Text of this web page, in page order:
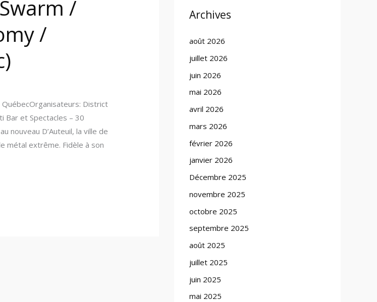
/
/
QuébecOrganisateurs: District
Bar et Spectacles – 30
nouveau D’Auteuil, la ville de
métal extrême. Fidèle à son
Archives
août 2026
juillet 2026
juin 2026
mai 2026
avril 2026
mars 2026
février 2026
janvier 2026
Décembre 2025
novembre 2025
octobre 2025
septembre 2025
août 2025
juillet 2025
juin 2025
mai 2025